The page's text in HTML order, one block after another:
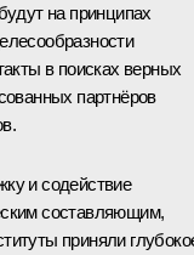
на принципах
в поисках верных
партнёров
и содействие
составляющим,
приняли